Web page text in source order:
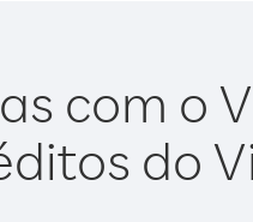
com o
do